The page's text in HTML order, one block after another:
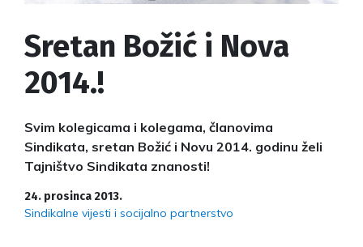
Sretan Božić i Nova
2014.!
Svim kolegicama i kolegama, članovima
Sindikata, sretan Božić i Novu 2014. godinu želi
Tajništvo Sindikata znanosti!
24. prosinca 2013.
Sindikalne vijesti i socijalno partnerstvo